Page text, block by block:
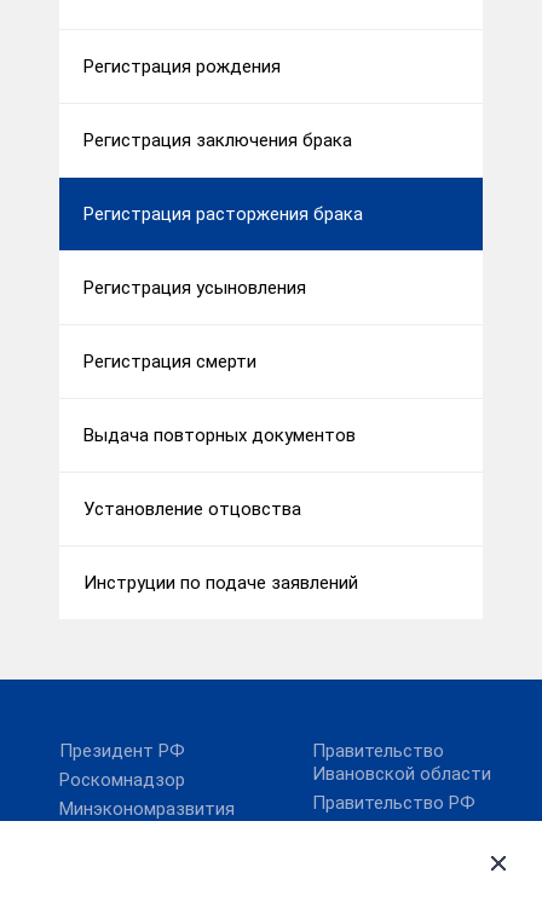
Регистрация рождения
Регистрация заключения брака
Регистрация расторжения брака
Регистрация усыновления
Регистрация смерти
Выдача повторных документов
Установление отцовства
Инструции по подаче заявлений
Президент РФ
Роскомнадзор
Минэкономразвития
Правительство
Ивановской области
Правительство РФ